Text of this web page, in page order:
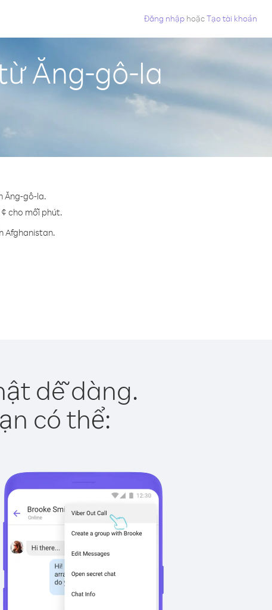
Đăng nhập hoặcTạo tài khoản
Ăng-gô-la
Ăng-gô-la.
cho mỗi phút.
Afghanistan.
dễ dàng.
có thể: